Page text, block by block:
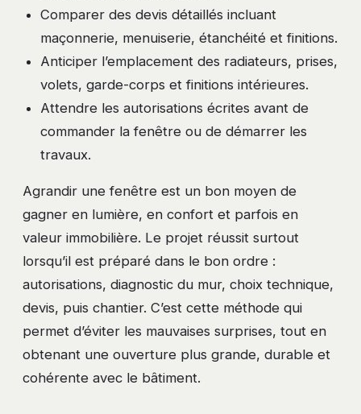
Comparer des devis détaillés incluant
maçonnerie, menuiserie, étanchéité et finitions.
Anticiper l’emplacement des radiateurs, prises,
volets, garde-corps et finitions intérieures.
Attendre les autorisations écrites avant de
commander la fenêtre ou de démarrer les
travaux.
Agrandir une fenêtre est un bon moyen de
gagner en lumière, en confort et parfois en
valeur immobilière. Le projet réussit surtout
lorsqu’il est préparé dans le bon ordre :
autorisations, diagnostic du mur, choix technique,
devis, puis chantier. C’est cette méthode qui
permet d’éviter les mauvaises surprises, tout en
obtenant une ouverture plus grande, durable et
cohérente avec le bâtiment.